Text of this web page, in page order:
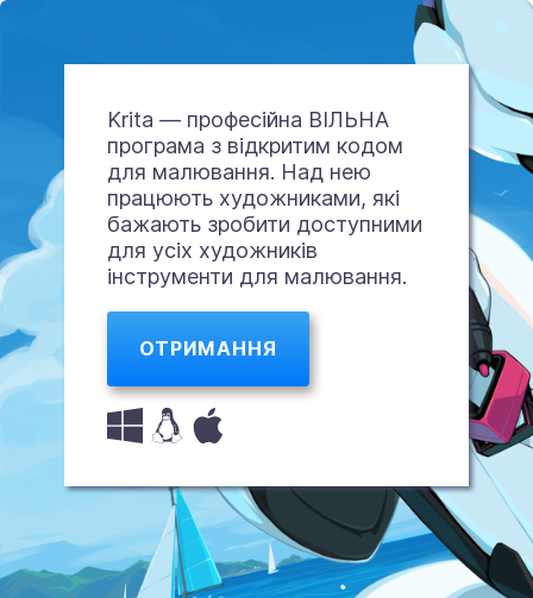
Krita — професійна ВІЛЬНА
програма з відкритим кодом
для малювання. Над нею
працюють художниками, які
бажають зробити доступними
для усіх художників
інструменти для малювання.
ОТРИМАННЯ